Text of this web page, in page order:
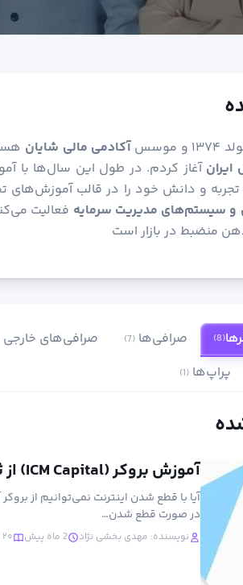
و موسس آکادمی مالی شایان
ایران آغاز کردم. در طول این سال‌ها با
تجربه و دانش خود را در قالب آموزش‌های
و سیستم‌های مدیریت سرمایه فعالیت
منضبط در بازار است
(8) صرافی‌ها (7) صرافی‌های خارجی
پراپ‌ها (1)
آموزش بروکر (ICM Capital) از ثبت نام تا ترید
آیا با قطع شدن اینترنت نمی‌توانیم از
در صورت قطع شدن…
نویسنده: مهدی بخشی نژاد 2 ماه پیش ۲۰ دقیقه مطالعه